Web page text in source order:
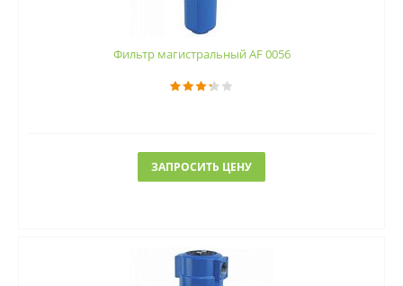
Фильтр магистральный AF 0056
ЗАПРОСИТЬ ЦЕНУ